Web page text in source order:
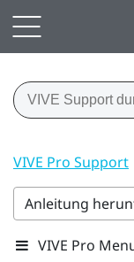
VIVE Pro Support
Anleitung
VIVE Pro